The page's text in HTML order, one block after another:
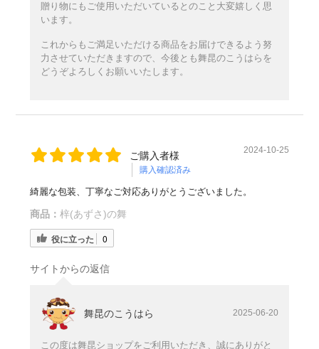
贈り物にもご使用いただいているとのこと大変嬉しく思
います。
これからもご満足いただける商品をお届けできるよう努
力させていただきますので、今後とも舞昆のこうはらを
どうぞよろしくお願いいたします。
ご購入者様
購入確認済み
2024-10-25
綺麗な包装、丁寧なご対応ありがとうございました。
商品： 梓(あずさ)の舞
役に立った 0
サイトからの返信
舞昆のこうはら 2025-06-20
この度は舞昆ショップをご利用いただき、誠にありがと